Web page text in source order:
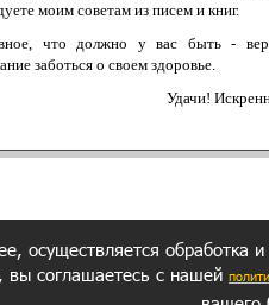
моим советам из писем и книг.
что должно у вас быть -
заботься о своем здоровье.
Удачи!
осуществляется обработка
вы соглашаетесь с нашей